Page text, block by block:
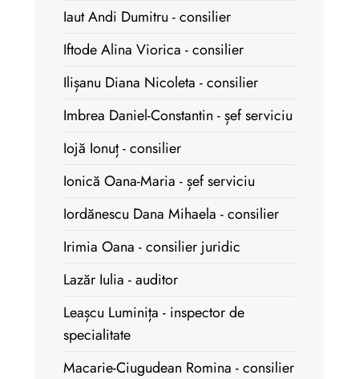
Iaut Andi Dumitru - consilier
Iftode Alina Viorica - consilier
Ilișanu Diana Nicoleta - consilier
Imbrea Daniel-Constantin - șef serviciu
Iojă Ionuț - consilier
Ionică Oana-Maria - șef serviciu
Iordănescu Dana Mihaela - consilier
Irimia Oana - consilier juridic
Lazăr Iulia - auditor
Leașcu Luminița - inspector de
specialitate
Macarie-Ciugudean Romina - consilier